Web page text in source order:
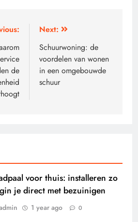
de
Next:
Schuurwoning: de
voordelen van wonen
in een omgebouwde
schuur
voor thuis: installeren zo
je direct met bezuinigen
1 year ago 0